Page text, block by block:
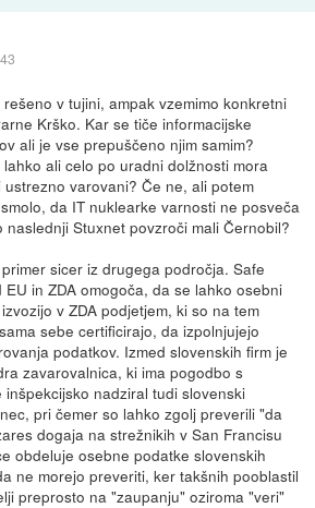
v tujini, ampak vzemimo konkretni
Krško. Kar se tiče informacijske
ali je vse prepuščeno njim samim?
ali celo po uradni dolžnosti mora
varovani? Če ne, ali potem
da IT nuklearke varnosti ne posveča
Stuxnet povzroči mali Černobil?
sicer iz drugega področja. Safe
in ZDA omogoča, da se lahko osebni
v ZDA podjetjem, ki so na tem
sebe certificirajo, da izpolnjujejo
podatkov. Izmed slovenskih firm je
zavarovalnica, ki ima pogodbo s
inšpekcijsko nadziral tudi slovenski
pri čemer so lahko zgolj preverili "da
dogaja na strežnikih v San Francisu
obdeluje osebne podatke slovenskih
ne morejo preveriti, ker takšnih pooblastil
preprosto na "zaupanju" oziroma "veri"